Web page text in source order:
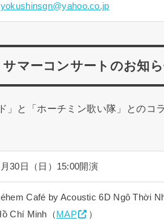
サマーコンサートのお知
」と「ホーチミン歌い隊」とのコ
30日（日）15:00開演
Café by Acoustic 6D Ngô Thời
Chí Minh（ MAP ）